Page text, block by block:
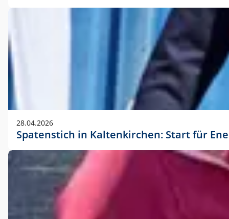
28.04.2026
Spatenstich in Kaltenkirchen: Start für